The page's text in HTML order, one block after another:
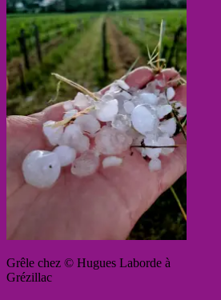
Grêle chez © Hugues Laborde à
Grézillac